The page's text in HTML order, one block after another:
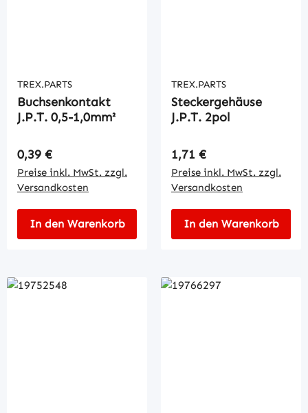
TREX.PARTS
Buchsenkontakt
J.P.T. 0,5-1,0mm²
Regulärer Preis:
0,39 €
Preise inkl. MwSt. zzgl.
Versandkosten
In den Warenkorb
TREX.PARTS
Steckergehäuse
J.P.T. 2pol
Regulärer Preis:
1,71 €
Preise inkl. MwSt. zzgl.
Versandkosten
In den Warenkorb